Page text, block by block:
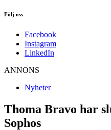
Följ oss
Facebook
Instagram
LinkedIn
ANNONS
Nyheter
Thoma Bravo har
Sophos